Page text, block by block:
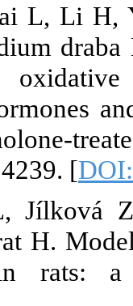
Wang
of
T,